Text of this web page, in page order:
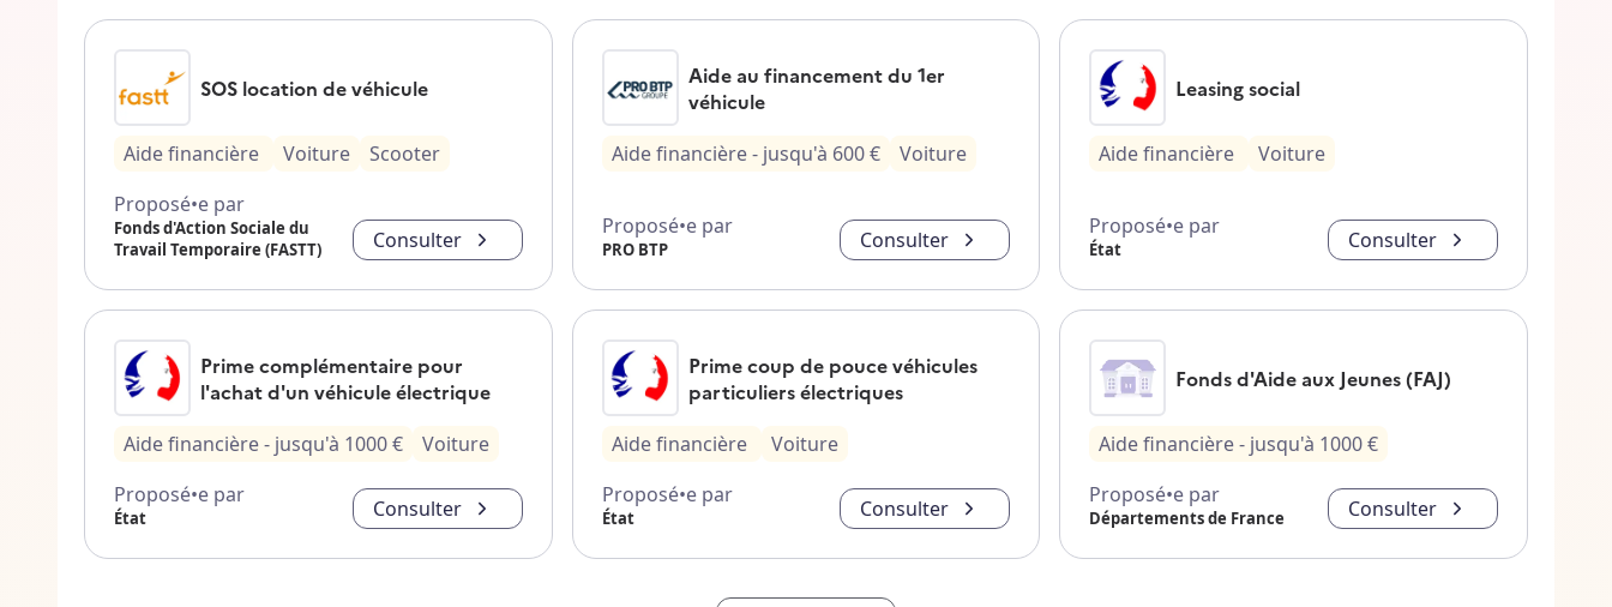
SOS location de véhicule
Aide financière Voiture
Scooter
Proposé•e par
Fonds d'Action Sociale du
Travail Temporaire (FASTT)
Consulter
Aide au financement du 1er
véhicule
Aide financière- jusqu'à 600€ Voiture
Proposé•e par
PRO BTP Consulter
Leasing social
Aide financière Voiture
Proposé•e par
État Consulter
Prime complémentaire pour
l'achat d'un véhicule électrique
Aide financière- jusqu'à 1000€
Voiture
Proposé•e par
État Consulter
Prime coup de pouce véhicules
particuliers électriques
Aide financière
Voiture
Proposé•e par
État Consulter
Fonds d'Aide aux Jeunes (FAJ)
Aide financière- jusqu'à 1000€
Proposé•e par
Départements de France Consulter